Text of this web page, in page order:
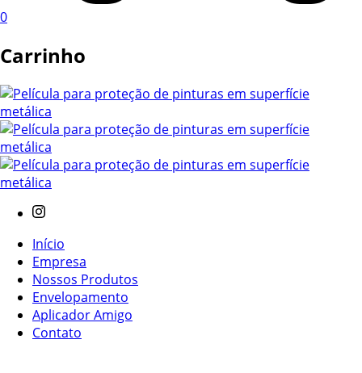
0
Carrinho
Início
Empresa
Nossos Produtos
Envelopamento
Aplicador Amigo
Contato